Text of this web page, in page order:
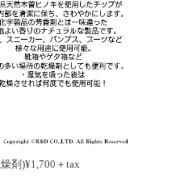
剤)¥1,700＋tax